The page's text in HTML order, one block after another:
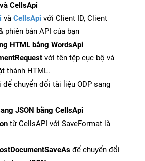
CellsApi
và CellsApi với Client ID, Client
phiên bản API của bạn
HTML bằng WordsApi
với tên tệp cục bộ và
thành HTML.
để chuyển đổi tài liệu ODP sang
JSON bằng CellsApi
từ CellsAPI với SaveFormat là
để chuyển đổi